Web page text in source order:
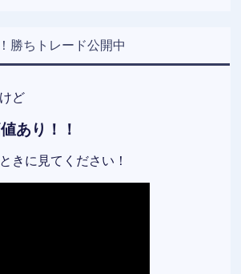
勝ちトレード公開中
ど
あり！！
きに見てください！